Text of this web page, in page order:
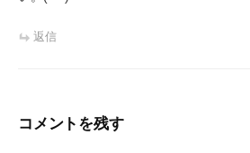
返信
コメントを残す